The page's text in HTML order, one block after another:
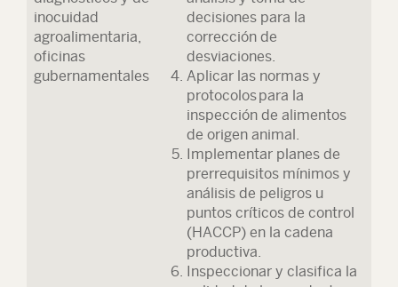
inocuidad
agroalimentaria,
oficinas
gubernamentales
decisiones para la
corrección de
desviaciones.
Aplicar las normas y
protocolos para la
inspección de alimentos
de origen animal.
Implementar planes de
prerrequisitos mínimos y
análisis de peligros u
puntos críticos de control
(HACCP) en la cadena
productiva.
Inspeccionar y clasifica la